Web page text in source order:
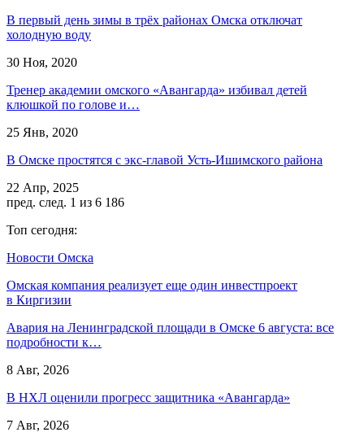
В первый день зимы в трёх районах Омска отключат
холодную воду
30 Ноя, 2020
Тренер академии омского «Авангарда» избивал детей
клюшкой по голове и…
25 Янв, 2020
В Омске простятся с экс-главой Усть-Ишимского района
22 Апр, 2025
пред. след. 1 из 6 186
Топ сегодня:
Новости Омска
Омская компания реализует еще один инвестпроект
в Киргизии
Авария на Ленинградской площади в Омске 6 августа: все
подробности к…
8 Авг, 2026
В НХЛ оценили прогресс защитника «Авангарда»
7 Авг, 2026